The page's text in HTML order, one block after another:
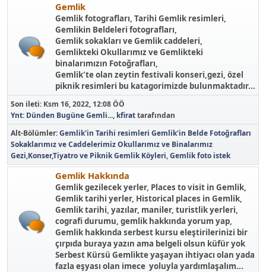
Gemlik
Gemlik fotografları, Tarihi Gemlik resimleri,
Gemlikin Beldeleri fotografları,
Gemlik sokakları ve Gemlik caddeleri,
Gemlikteki Okullarımız ve Gemlikteki
binalarımızın Fotoğrafları,
Gemlik'te olan zeytin festivali konseri,gezi, özel
piknik resimleri bu katagorimizde bulunmaktadır...
Son ileti: Ksm 16, 2022, 12:08 ÖÖ
Ynt: Dünden Bugüne Gemli..., kfirattarafından
Alt-Bölümler Gemlik'in Tarihi resimleri Gemlik'in Belde Fotoğrafları
Sokaklarımız ve CaddelerimizOkullarımız ve Binalarımız
Gezi,Konser,Tiyatro ve PiknikGemlik Köyleri Gemlik foto istek
Gemlik Hakkında
Gemlik gezilecek yerler, Places to visit in Gemlik,
Gemlik tarihi yerler, Historical places in Gemlik,
Gemlik tarihi, yazılar, maniler, turistlik yerleri,
cografi durumu, gemlik hakkında yorum yap,
Gemlik hakkında serbest kursu eleştirilerinizi bir
çırpıda buraya yazın ama belgeli olsun küfür yok
Serbest Kürsü Gemlikte yaşayan ihtiyacı olan yada
fazla eşyası olan imece yoluyla yardımlaşalım...